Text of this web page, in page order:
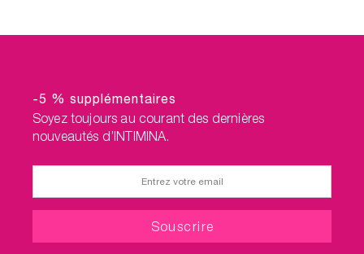
-5 % supplémentaires
Soyez toujours au courant des dernières
nouveautés d’INTIMINA.